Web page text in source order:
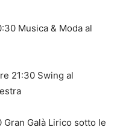
Musica & Moda al
21:30 Swing al
Gran Galà Lirico sotto le